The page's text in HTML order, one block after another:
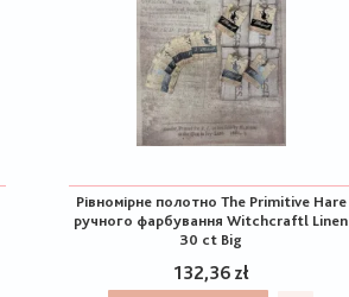
Рівномірне полотно The Primitive Hare
ручного фарбування Witchcraftl Linen
30 ct Big
132,36 zł